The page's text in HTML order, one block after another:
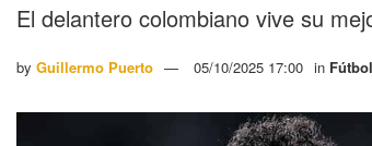
El delantero colombiano vive su
by Guillermo Puerto 05/10/2025 17:00 in